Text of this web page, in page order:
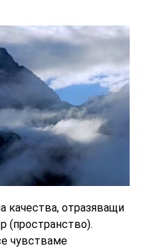
качества, отразяващи
(пространство).
чувстваме